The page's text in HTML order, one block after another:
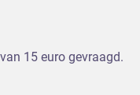
15 euro gevraagd.